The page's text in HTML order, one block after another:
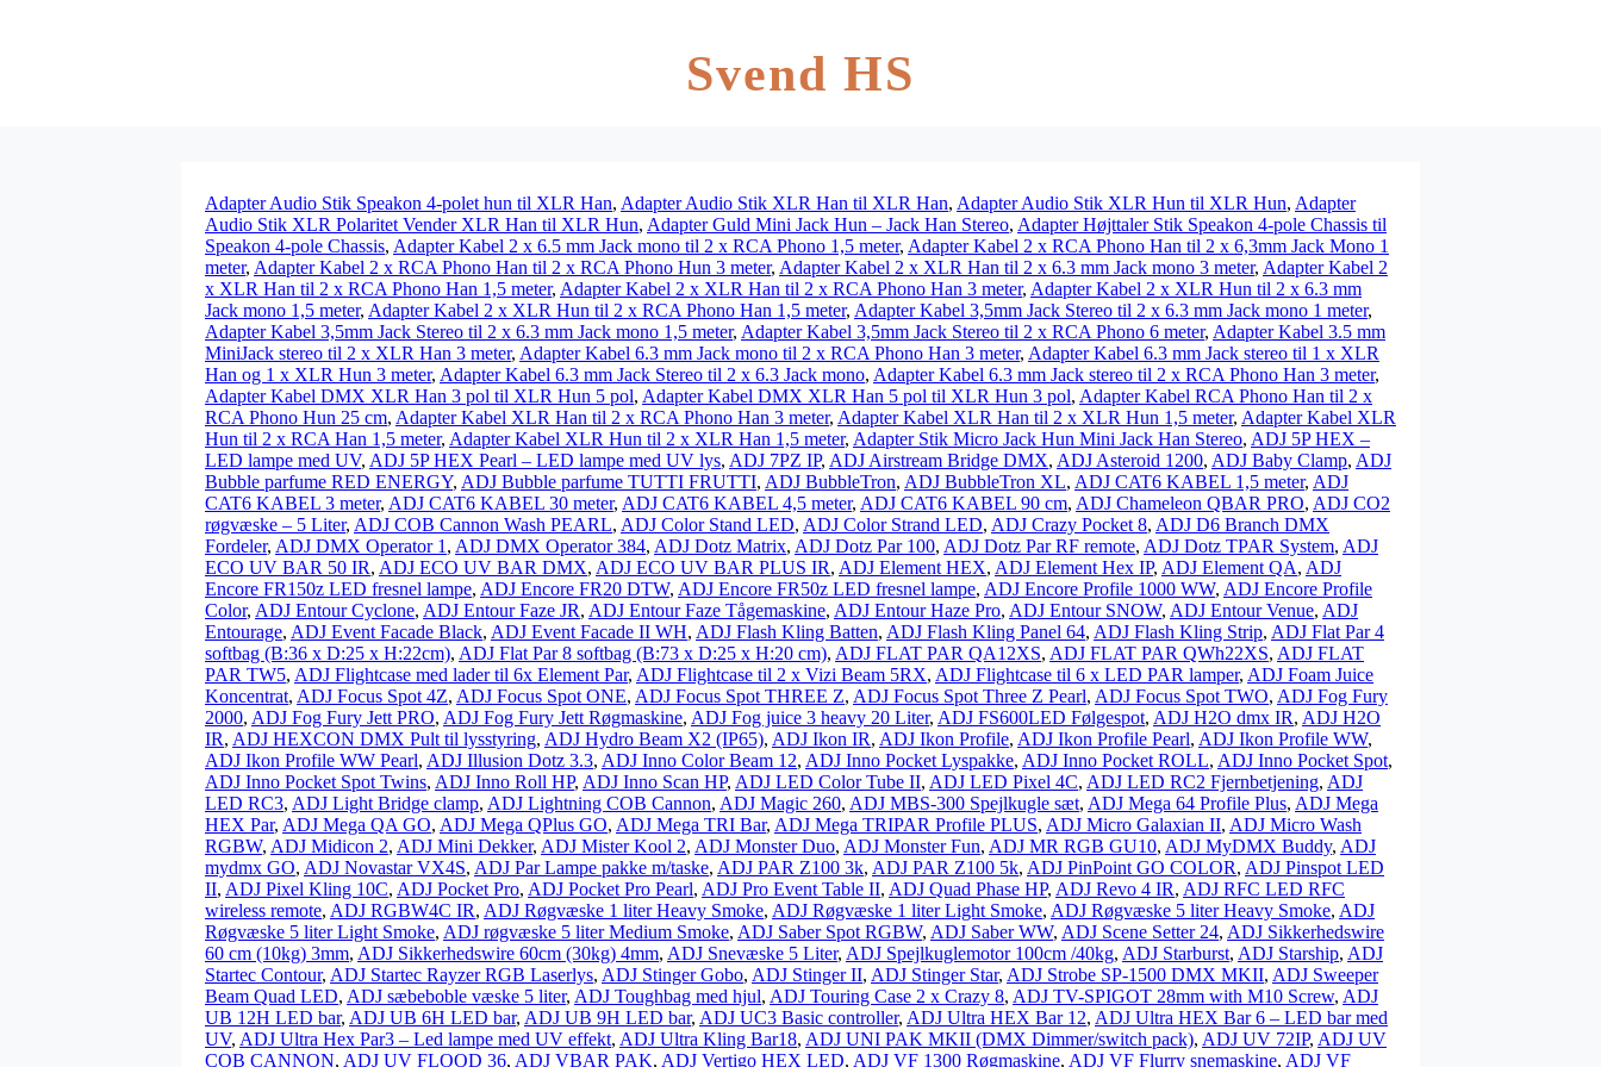
Svend HS
Adapter Audio Stik Speakon 4-polet hun til XLR Han, Adapter Audio Stik XLR Han til XLR Han, Adapter Audio Stik XLR Hun til XLR Hun, Adapter
Audio Stik XLR Polaritet Vender XLR Han til XLR Hun, Adapter Guld Mini Jack Hun – Jack Han Stereo, Adapter Højttaler Stik Speakon 4-pole Chassis til
Speakon 4-pole Chassis, Adapter Kabel 2 x 6.5 mm Jack mono til 2 x RCA Phono 1,5 meter, Adapter Kabel 2 x RCA Phono Han til 2 x 6,3mm Jack Mono 1
meter, Adapter Kabel 2 x RCA Phono Han til 2 x RCA Phono Hun 3 meter, Adapter Kabel 2 x XLR Han til 2 x 6.3 mm Jack mono 3 meter, Adapter Kabel 2
x XLR Han til 2 x RCA Phono Han 1,5 meter, Adapter Kabel 2 x XLR Han til 2 x RCA Phono Han 3 meter, Adapter Kabel 2 x XLR Hun til 2 x 6.3 mm
Jack mono 1,5 meter, Adapter Kabel 2 x XLR Hun til 2 x RCA Phono Han 1,5 meter, Adapter Kabel 3,5mm Jack Stereo til 2 x 6.3 mm Jack mono 1 meter,
Adapter Kabel 3,5mm Jack Stereo til 2 x 6.3 mm Jack mono 1,5 meter, Adapter Kabel 3,5mm Jack Stereo til 2 x RCA Phono 6 meter, Adapter Kabel 3.5 mm
MiniJack stereo til 2 x XLR Han 3 meter, Adapter Kabel 6.3 mm Jack mono til 2 x RCA Phono Han 3 meter, Adapter Kabel 6.3 mm Jack stereo til 1 x XLR
Han og 1 x XLR Hun 3 meter, Adapter Kabel 6.3 mm Jack Stereo til 2 x 6.3 Jack mono, Adapter Kabel 6.3 mm Jack stereo til 2 x RCA Phono Han 3 meter,
Adapter Kabel DMX XLR Han 3 pol til XLR Hun 5 pol, Adapter Kabel DMX XLR Han 5 pol til XLR Hun 3 pol, Adapter Kabel RCA Phono Han til 2 x
RCA Phono Hun 25 cm, Adapter Kabel XLR Han til 2 x RCA Phono Han 3 meter, Adapter Kabel XLR Han til 2 x XLR Hun 1,5 meter, Adapter Kabel XLR
Hun til 2 x RCA Han 1,5 meter, Adapter Kabel XLR Hun til 2 x XLR Han 1,5 meter, Adapter Stik Micro Jack Hun Mini Jack Han Stereo, ADJ 5P HEX –
LED lampe med UV, ADJ 5P HEX Pearl – LED lampe med UV lys, ADJ 7PZ IP, ADJ Airstream Bridge DMX, ADJ Asteroid 1200, ADJ Baby Clamp, ADJ
Bubble parfume RED ENERGY, ADJ Bubble parfume TUTTI FRUTTI, ADJ BubbleTron, ADJ BubbleTron XL, ADJ CAT6 KABEL 1,5 meter, ADJ
CAT6 KABEL 3 meter, ADJ CAT6 KABEL 30 meter, ADJ CAT6 KABEL 4,5 meter, ADJ CAT6 KABEL 90 cm, ADJ Chameleon QBAR PRO, ADJ CO2
røgvæske – 5 Liter, ADJ COB Cannon Wash PEARL, ADJ Color Stand LED, ADJ Color Strand LED, ADJ Crazy Pocket 8, ADJ D6 Branch DMX
Fordeler, ADJ DMX Operator 1 , ADJ DMX Operator 384, ADJ Dotz Matrix, ADJ Dotz Par 100, ADJ Dotz Par RF remote, ADJ Dotz TPAR System, ADJ
ECO UV BAR 50 IR, ADJ ECO UV BAR DMX, ADJ ECO UV BAR PLUS IR, ADJ Element HEX, ADJ Element Hex IP, ADJ Element QA, ADJ
Encore FR150z LED fresnel lampe, ADJ Encore FR20 DTW, ADJ Encore FR50z LED fresnel lampe, ADJ Encore Profile 1000 WW, ADJ Encore Profile
Color, ADJ Entour Cyclone, ADJ Entour Faze JR, ADJ Entour Faze Tågemaskine, ADJ Entour Haze Pro, ADJ Entour SNOW, ADJ Entour Venue, ADJ
Entourage, ADJ Event Facade Black, ADJ Event Facade II WH, ADJ Flash Kling Batten, ADJ Flash Kling Panel 64, ADJ Flash Kling Strip, ADJ Flat Par 4
softbag (B:36 x D:25 x H:22cm), ADJ Flat Par 8 softbag (B:73 x D:25 x H:20 cm), ADJ FLAT PAR QA12XS, ADJ FLAT PAR QWh22XS, ADJ FLAT
PAR TW5, ADJ Flightcase med lader til 6x Element Par, ADJ Flightcase til 2 x Vizi Beam 5RX, ADJ Flightcase til 6 x LED PAR lamper, ADJ Foam Juice
Koncentrat, ADJ Focus Spot 4Z, ADJ Focus Spot ONE, ADJ Focus Spot THREE Z, ADJ Focus Spot Three Z Pearl, ADJ Focus Spot TWO, ADJ Fog Fury
2000, ADJ Fog Fury Jett PRO, ADJ Fog Fury Jett Røgmaskine, ADJ Fog juice 3 heavy 20 Liter, ADJ FS600LED Følgespot, ADJ H2O dmx IR, ADJ H2O
IR, ADJ HEXCON DMX Pult til lysstyring, ADJ Hydro Beam X2 (IP65), ADJ Ikon IR, ADJ Ikon Profile, ADJ Ikon Profile Pearl, ADJ Ikon Profile WW,
ADJ Ikon Profile WW Pearl, ADJ Illusion Dotz 3.3, ADJ Inno Color Beam 12, ADJ Inno Pocket Lyspakke, ADJ Inno Pocket ROLL, ADJ Inno Pocket Spot,
ADJ Inno Pocket Spot Twins, ADJ Inno Roll HP, ADJ Inno Scan HP, ADJ LED Color Tube II, ADJ LED Pixel 4C, ADJ LED RC2 Fjernbetjening, ADJ
LED RC3, ADJ Light Bridge clamp, ADJ Lightning COB Cannon, ADJ Magic 260, ADJ MBS-300 Spejlkugle sæt, ADJ Mega 64 Profile Plus, ADJ Mega
HEX Par, ADJ Mega QA GO, ADJ Mega QPlus GO, ADJ Mega TRI Bar, ADJ Mega TRIPAR Profile PLUS, ADJ Micro Galaxian II, ADJ Micro Wash
RGBW, ADJ Midicon 2, ADJ Mini Dekker, ADJ Mister Kool 2, ADJ Monster Duo, ADJ Monster Fun, ADJ MR RGB GU10, ADJ MyDMX Buddy, ADJ
mydmx GO, ADJ Novastar VX4S, ADJ Par Lampe pakke m/taske, ADJ PAR Z100 3k, ADJ PAR Z100 5k, ADJ PinPoint GO COLOR, ADJ Pinspot LED
II, ADJ Pixel Kling 10C, ADJ Pocket Pro, ADJ Pocket Pro Pearl, ADJ Pro Event Table II, ADJ Quad Phase HP, ADJ Revo 4 IR, ADJ RFC LED RFC
wireless remote, ADJ RGBW4C IR, ADJ Røgvæske 1 liter Heavy Smoke, ADJ Røgvæske 1 liter Light Smoke, ADJ Røgvæske 5 liter Heavy Smoke, ADJ
Røgvæske 5 liter Light Smoke, ADJ røgvæske 5 liter Medium Smoke, ADJ Saber Spot RGBW, ADJ Saber WW, ADJ Scene Setter 24, ADJ Sikkerhedswire
60 cm (10kg) 3mm, ADJ Sikkerhedswire 60cm (30kg) 4mm, ADJ Snevæske 5 Liter, ADJ Spejlkuglemotor 100cm /40kg, ADJ Starburst, ADJ Starship, ADJ
Startec Contour, ADJ Startec Rayzer RGB Laserlys, ADJ Stinger Gobo, ADJ Stinger II, ADJ Stinger Star, ADJ Strobe SP-1500 DMX MKII, ADJ Sweeper
Beam Quad LED, ADJ sæbeboble væske 5 liter, ADJ Toughbag med hjul, ADJ Touring Case 2 x Crazy 8, ADJ TV-SPIGOT 28mm with M10 Screw, ADJ
UB 12H LED bar, ADJ UB 6H LED bar, ADJ UB 9H LED bar, ADJ UC3 Basic controller, ADJ Ultra HEX Bar 12, ADJ Ultra HEX Bar 6 – LED bar med
UV, ADJ Ultra Hex Par3 – Led lampe med UV effekt, ADJ Ultra Kling Bar18, ADJ UNI PAK MKII (DMX Dimmer/switch pack), ADJ UV 72IP, ADJ UV
COB CANNON, ADJ UV FLOOD 36, ADJ VBAR PAK, ADJ Vertigo HEX LED, ADJ VF 1300 Røgmaskine, ADJ VF Flurry snemaskine, ADJ VF